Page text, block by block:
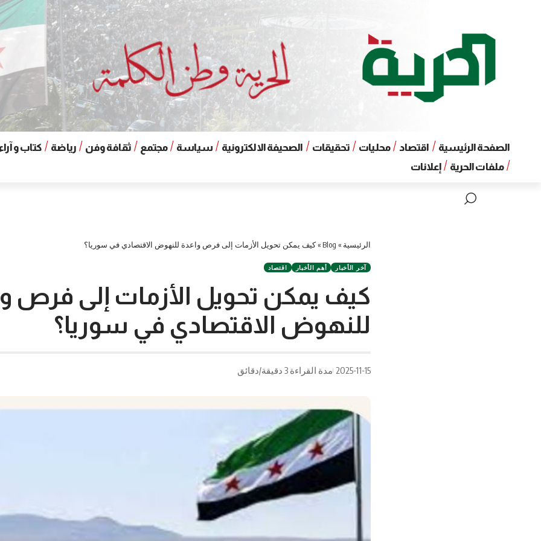
الصفحة الرئيسية اقتصاد محليات تحقيقات الصحيفة الالكترونية سياسة مجتمع ثقافة وفن رياضة
كتاب و
ملفات الحرية
إعلانات
الرئيسية »
Blog
»كيف يمكن تحويل الأزمات إلى فرص واعدة للنهوض الاقتصادي في سوريا؟
آخر الأخبار أهم الأخبار اقتصاد
كيف يمكن تحويل الأزمات إلى فرص
للنهوض الاقتصادي في سوريا؟
2025-11-15 مدة القراءة 3 دقيقة/دقائق